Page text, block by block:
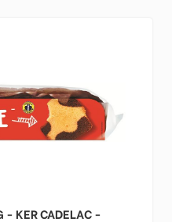
KER CADELAC -